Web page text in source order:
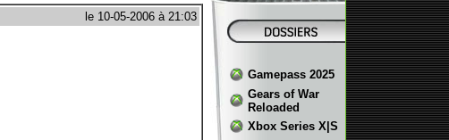
le 10-05-2006 à 21:03
Gamepass 2025
Gears of War
Reloaded
Xbox Series X|S